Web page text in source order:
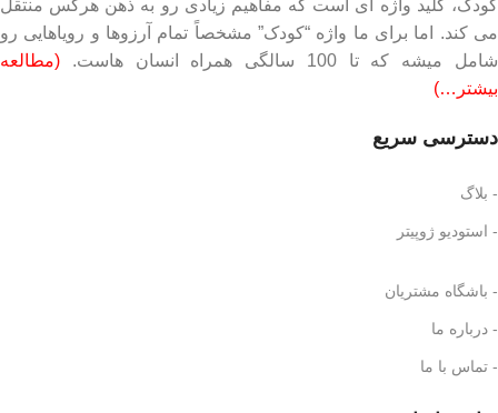
کودک، کلید واژه ای است که مفاهیم زیادی رو به ذهن هرکس منتقل
می کند. اما برای ما واژه “کودک” مشخصاً تمام آرزوها و رویاهایی رو
شامل میشه که تا 100 سالگی همراه انسان هاست.
(مطالعه
بیشتر…)
دسترسی سریع
- بلاگ
- استودیو ژوپیتر
- باشگاه مشتریان
- درباره ما
- تماس با ما